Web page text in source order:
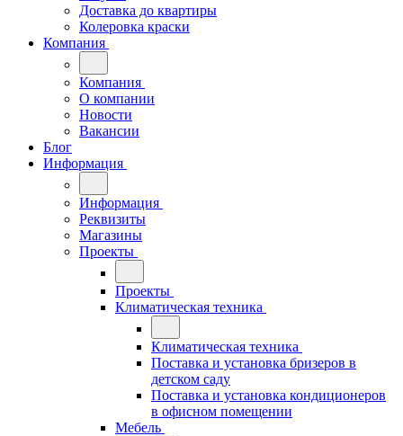
Доставка до квартиры
Колеровка краски
Компания
Компания
О компании
Новости
Вакансии
Блог
Информация
Информация
Реквизиты
Магазины
Проекты
Проекты
Климатическая техника
Климатическая техника
Поставка и установка бризеров в
детском саду
Поставка и установка кондиционеров
в офисном помещении
Мебель